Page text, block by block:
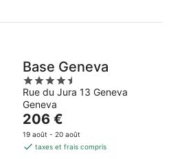
nuit
Base Geneva
4.5
out
of
5
Rue du Jura 13 Geneva
Geneva
Le
prix
est
206 €
19 août - 20 août
taxes et frais compris